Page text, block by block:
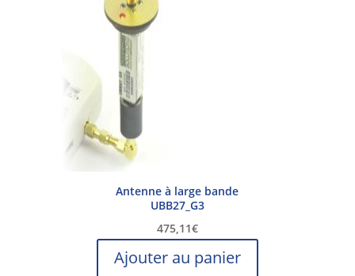
Antenne à large bande
UBB27_G3
475,11€
Ajouter au panier